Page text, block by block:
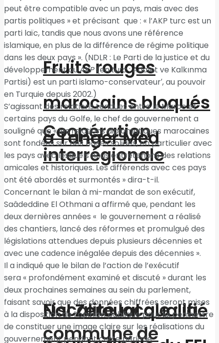
Coopération
interrégionale
Fiscalité locale : la
commune de
Fruits rouges
marocains bloqués
à Tanger Med
Nal Zeroual qualifié
peut être compatible avec un pays, mais avec des
partis politiques » et précisant que : « l’AKP turc est un
parti laïc, tandis que nous avons une référence
islamique, en plus de la différence de régime politique
dans les deux pays ». (NDLR : Le Parti de la justice et du
développement ouAKP(enturc: Adalet ve Kalkınma
Partisi) est un parti islamo-conservateur′, au pouvoir
en Turquie depuis 2002.)
S’agissant des relations tendues entre le Maroc et
certains pays du Golfe, le chef de gouvernement a
souligné que « les relations diplomatiques marocaines
sont fondées sur des bases solides, en particulier avec
les pays avec lesquels nous entretenons des relations
amicales et historiques. Les différends avec ces pays
ont été abordés et surmontés » dira-t-il.
Concernant le bilan à mi-mandat de son exécutif,
Saâdeddine El Othmani a affirmé que, pendant les
deux dernières années « le gouvernement a réalisé
des chantiers, lancé des réformes et promulgué des
législations attendues depuis plusieurs décennies et
avec une cadence inégalée depuis des décennies ».
Il a indiqué que le bilan de l’action de l’exécutif
sera « profondément examiné et discuté » durant les
deux prochaines semaines au sein du parlement,
faisant savoir que des données chiffrées seront mises
à la disposition de l’opinion publique pour lui permettre
de constituer une image claire sur les réalisations du
gouvernement pendant cette période